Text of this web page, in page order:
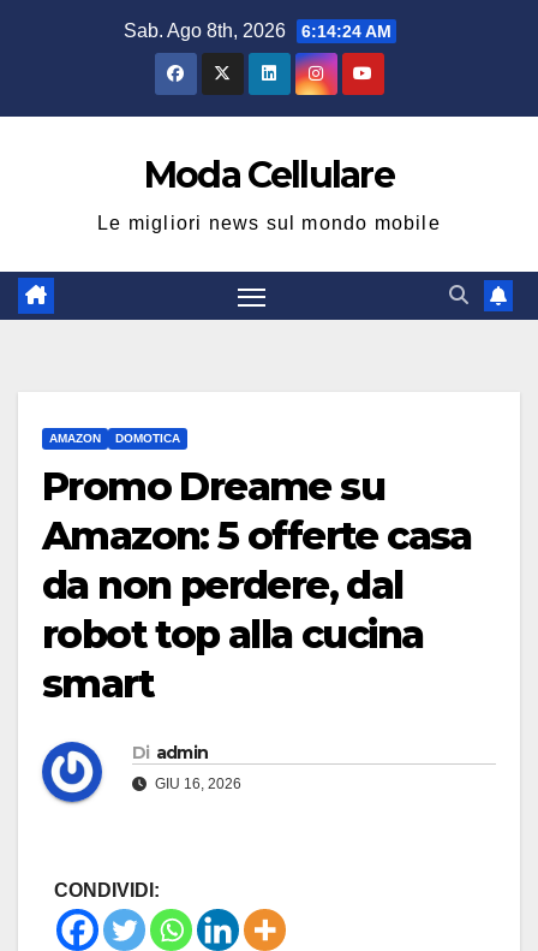
Sab. Ago 8th, 2026 6:14:25 AM
Moda Cellulare
Le migliori news sul mondo mobile
AMAZON DOMOTICA
Promo Dreame su
Amazon: 5 offerte casa
da non perdere, dal
robot top alla cucina
smart
Di admin
GIU 16, 2026
CONDIVIDI: